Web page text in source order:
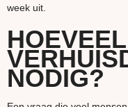
week uit.
HOEVEEL
NODIG?